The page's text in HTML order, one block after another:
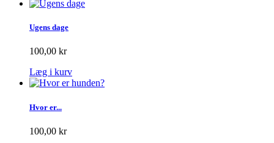
Ugens dage
100,00 kr
Læg i kurv
Hvor er...
100,00 kr